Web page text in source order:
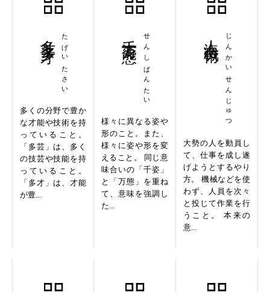
たげいたさい
多くの分野で豊か
な才能や技術を持
っていること。
「多芸」は、多く
の技芸や技能を持
っていること。
「多才」は、才能
が豊...
せんしばんたい
様々に異なる姿や
形のこと。また、
様々に姿や形を変
えること。 同じ意
味合いの「千姿」
と「万態」を重ね
て、意味を強調し
た...
じんかいせんじゅつ
大勢の人を動員し
て、仕事を成し遂
げようとするやり
方。 機械などを使
わず、人員を次々
と投じて作業を行
うこと。 本来の
意...